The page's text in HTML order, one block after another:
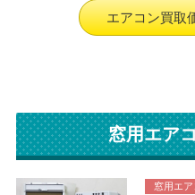
エアコン買取
窓用エア
窓用エア